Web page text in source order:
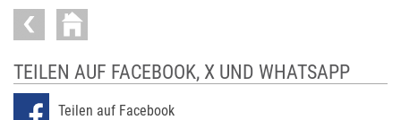
TEILEN AUF FACEBOOK, X UND WHATSAPP
Teilen auf Facebook